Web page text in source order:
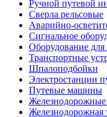
Ручной путевой
Сверла рельсовые
Аварийно-
Сигнальное
Оборудование
Транспортные
Шпалоподбойки
Электростанции
Путевые машины
Железнодорожные
Железнодорожная